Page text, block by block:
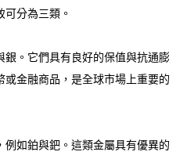
分為三類。
。它們具有良好的保值與抗通膨
金融商品，是全球市場上重要的
如鉑與鈀。這類金屬具有優異的